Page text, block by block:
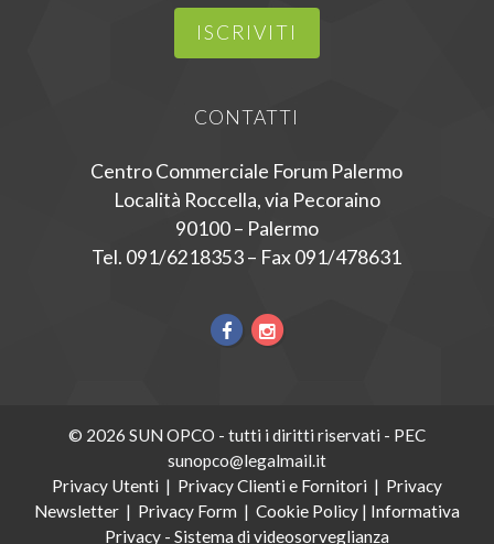
ISCRIVITI
CONTATTI
Centro Commerciale Forum Palermo
Località Roccella, via Pecoraino
90100 – Palermo
Tel. 091/6218353 – Fax 091/478631
© 2026 SUN OPCO - tutti i diritti riservati - PEC
sunopco@legalmail.it
Privacy Utenti| Privacy Clienti e Fornitori| Privacy
Newsletter| Privacy Form | Cookie Policy| Informativa
Privacy - Sistema di videosorveglianza